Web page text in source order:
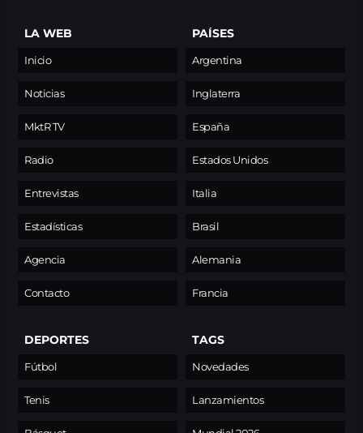
LA WEB
Inicio
Noticias
MktR TV
Radio
Entrevistas
Estadísticas
Agencia
Contacto
PAÍSES
Argentina
Inglaterra
España
Estados Unidos
Italia
Brasil
Alemania
Francia
DEPORTES
Fútbol
Tenis
TAGS
Novedades
Lanzamientos